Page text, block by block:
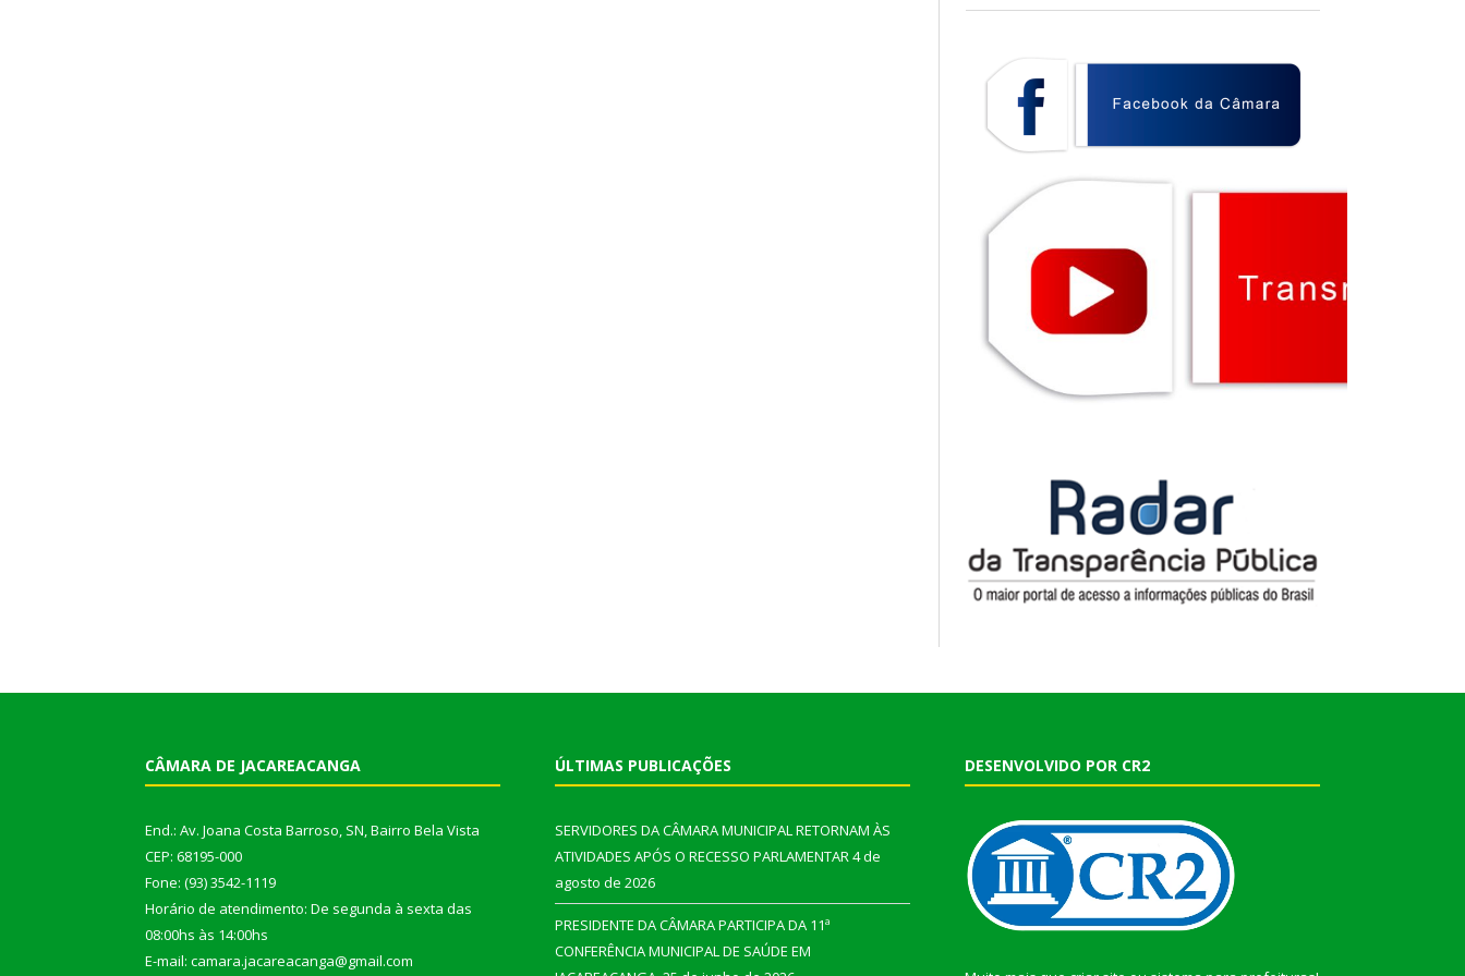
CÂMARA DE JACAREACANGA
End.: Av. Joana Costa Barroso, SN, Bairro Bela Vista
CEP: 68195-000
Fone: (93) 3542-1119
Horário de atendimento: De segunda à sexta das
08:00hs às 14:00hs
E-mail: camara.jacareacanga@gmail.com
ÚLTIMAS PUBLICAÇÕES
SERVIDORES DA CÂMARA MUNICIPAL RETORNAM ÀS
ATIVIDADES APÓS O RECESSO PARLAMENTAR4 de
agosto de 2026
PRESIDENTE DA CÂMARA PARTICIPA DA 11ª
CONFERÊNCIA MUNICIPAL DE SAÚDE EM
DESENVOLVIDO POR CR2